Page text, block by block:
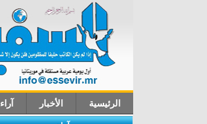
الرئيسية الأخبار آراء